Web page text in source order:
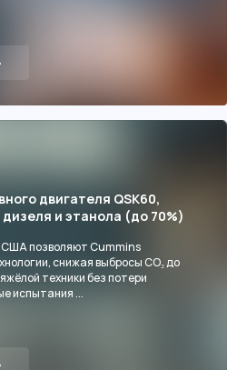
двигателя QSK60,
и этанола (до 70%)
США позволяют Cummins
снижая выбросы CO₂ до
техники без потери
испытания ...